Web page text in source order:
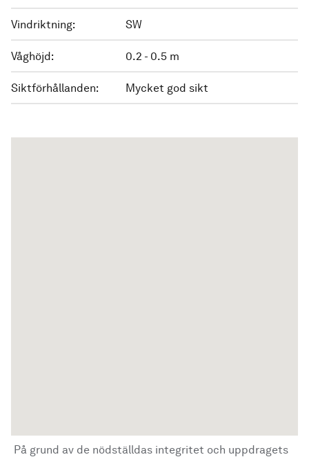
Vindriktning: SW
Våghöjd: 0.2 - 0.5 m
Siktförhållanden: Mycket god sikt
På grund av de nödställdas integritet och uppdragets